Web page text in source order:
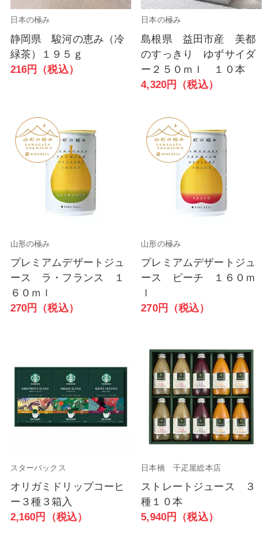
日本の極み
静岡県 駿河の恵み（冷
緑茶）１９５ｇ
216円（税込）
日本の極み
島根県 益田市産 美都
のすっきり ゆずサイダ
ー２５０ｍｌ １０本
4,320円（税込）
山形の極み
プレミアムデザートジュ
ース ラ・フランス １
６０ｍｌ
270円（税込）
山形の極み
プレミアムデザートジュ
ース ピーチ １６０ｍ
ｌ
270円（税込）
スターバックス
オリガミドリップコーヒ
ー３種３箱入
2,160円（税込）
日本橋 千疋屋総本店
ストレートジュース ３
種１０本
5,940円（税込）